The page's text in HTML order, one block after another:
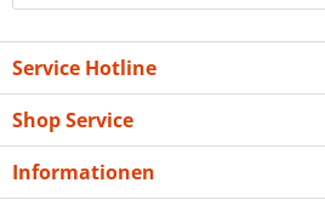
Service Hotline
Shop Service
Informationen